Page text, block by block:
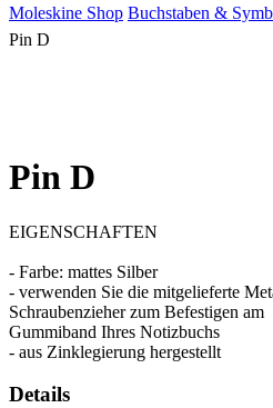
Moleskine Shop Buchstaben &
Pin D
Pin D
EIGENSCHAFTEN
- Farbe: mattes Silber
- verwenden Sie die mitgelieferte
Schraubenzieher zum Befestigen am
Gummiband Ihres Notizbuchs
- aus Zinklegierung hergestellt
Details